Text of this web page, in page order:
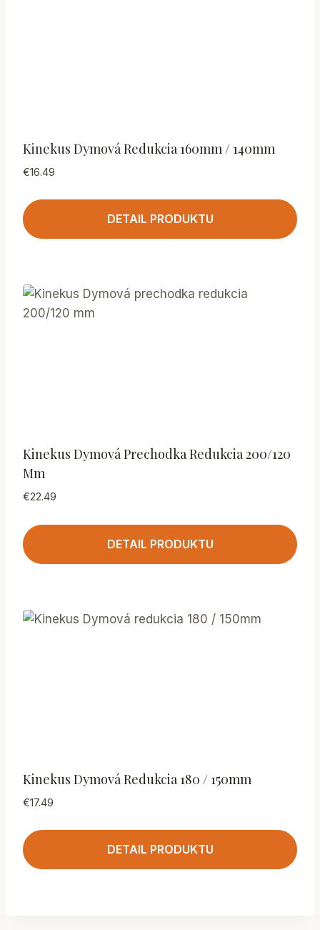
Kinekus Dymová Redukcia 160mm / 140mm
€16.49
DETAIL PRODUKTU
Kinekus Dymová Prechodka Redukcia 200/120
Mm
€22.49
DETAIL PRODUKTU
Kinekus Dymová Redukcia 180 / 150mm
€17.49
DETAIL PRODUKTU